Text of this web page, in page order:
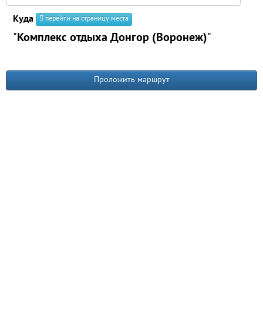
Куда перейти на страницу места
"Комплекс отдыха Донгор (Воронеж)"
Проложить маршрут